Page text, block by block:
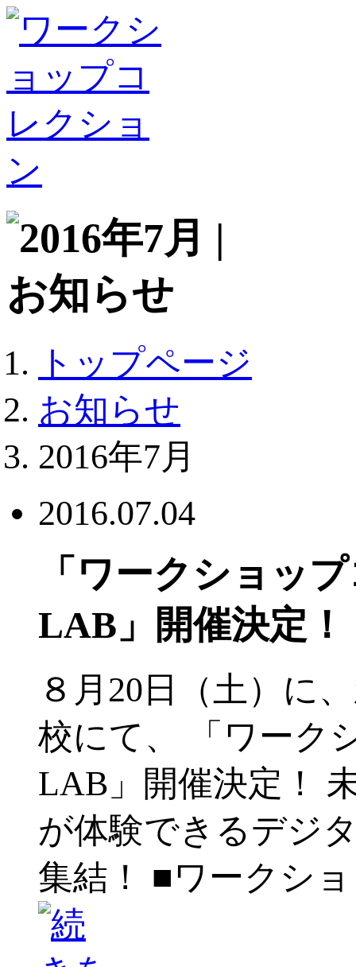
トップページ
お知らせ
2016年7月
2016.07.04
「ワークショッ
LAB」開催決定！
８月20日（土）に
校にて、 「ワーク
LAB」開催決定！
が体験できるデジ
集結！ ■ワークシ